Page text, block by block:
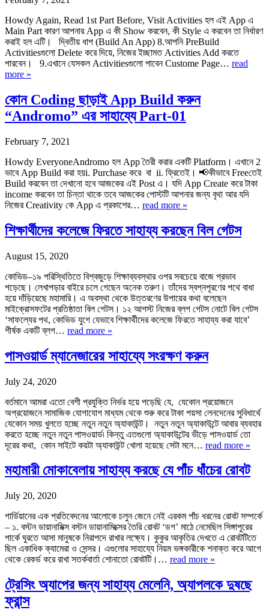
Howdy Again, Read 1st Part Before, Visit Activities হল এই App এ
Main Part কারণ আপনার App এ কী Show করবেন, কী Style এ করবেন তা নির্ধারণ
করাই হল এটি। দ্বিতীয় ধাপ (Build An App) 8.আপনি PreBuild
Activitiesগুলো Delete করে দিয়ে, নিজের ইচ্ছামত Activities Add করতে
পারবেন। 9.এখানে যেসকল Activitiesগুলো পাবেন Custome Page… read
more »
কোন Coding ছাড়াই App Build করুন
“Andromo” এর সাহায্যে Part-01
February 7, 2021
Howdy EveryoneAndromo হল App তৈরী করার একটি Platform। এখানে 2
ভাবে App Build করা হয়i. Purchase করে বা ii. ফ্রিতেই। 📢কীভাবে Freeতেই
Build করবেন তা দেখানো হবে আজকের এই Post এ। যদি App Create করে টাকা
income করবেন তা চিন্তা থাকে তবে আজকের পোস্টটি আপনার জন্য বৃথা আর যদি
নিজের Creativity কে App এ প্রকাশের… read more »
শিক্ষার্থীদের কলেজে ফিরতে সাহায্য করছেন বিল গেটস
August 15, 2020
কোভিড–১৯ পরিস্থিতিতে বিশ্বজুড়ে শিক্ষাব্যবস্থার ওপর সবচেয়ে বাজে প্রভাব
পড়েছে। লেখাপড়ার বাইরে চলে গেছেন অনেক তরুণ। তাঁদের স্বপ্নপূরণের পথে বাধা
হয়ে দাঁড়িয়েছে মহামারি। এ অবস্থা থেকে উত্তরণের উপায়ের কথা বলেছেন
মাইক্রোসফটের প্রতিষ্ঠাতা বিল গেটস। ১২ আগস্ট নিজের ব্লগ গেটস নোটে বিল গেটস
‘সাফল্যের পথ, কোভিড যুগে যেভাবে শিক্ষার্থীদের কলেজে ফিরতে সাহায্য করা যাবে’
শীর্ষক একটি ব্লগ… read more »
পাসওয়ার্ড ম্যানেজারের সাহায্যে সংরক্ষণ করুন
July 24, 2020
বর্তমানে আমরা এতো বেশী প্রযুক্তি নির্ভর হয়ে পড়েছি যে, যেকোন প্রয়োজনে
অপ্রয়োজনে সামাজিক যোগাযোগ মাধ্যম থেকে শুরু করে টাকা পয়সা লেনদেনের সুবিধার্থে
যেকোন সময় খুলতে হচ্ছে নতুন নতুন অ্যাকাউন্ট। নতুন নতুন অ্যাকাউন্টে আবার ব্যবহার
করতে হচ্ছে নতুন নতুন পাসওয়ার্ড৷ কিন্তু এতগুলো অ্যাকাউন্টের ভীড়ে পাসওয়ার্ড তো
দূরের কথা, কোন সাইটে কয়টা অ্যাকাউন্ট খোলা হয়েছে সেটা মনে… read more »
মহামারী মোকাবেলায় সাহায্য করছে যে পাঁচ ধাঁচের রোবট
July 20, 2020
গার্ডিয়ানের এক প্রতিবেদনের আলোকে চলুন জেনে নেই এরকম পাঁচ ধরনের রোবট সম্পর্কে
– ১. বস্টন ডায়ানামিক্স বস্টন ডায়ানামিক্সের তৈরি রোবট ‘ডগ’ মাঠে নেমেছিল সিঙ্গাপুরের
পার্কে ঘুরতে আসা মানুষকে নিরাপদে রাখার লক্ষ্যে। কুকুর আকৃতির দেখতে এ রোবটটিতে
ছিল একাধিক ক্যামেরা ও সেন্সর। এগুলোর সাহায্যে নিয়ম ভঙ্গকারীকে শনাক্ত করে আগে
থেকে রেকর্ড করে রাখা সতর্কবার্তা শোনাতো রোবটটি।… read more »
ট্রেসিং অ্যাপের জন্য সাহায্য মেলেনি, অ্যাপলকে দুষছে
ফ্রান্স